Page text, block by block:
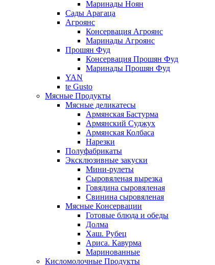
Маринады Ноян
Сады Арагаца
Агроянс
Консервация Агроянс
Маринады Агроянс
Прошян Фуд
Консервация Прошян Фуд
Маринады Прошян Фуд
YAN
te Gusto
Мясные Продукты
Мясные деликатесы
Армянская Бастурма
Армянский Суджух
Армянская Колбаса
Нарезки
Полуфабрикаты
Эксклюзивные закуски
Мини-рулеты
Сыровяленая вырезка
Говядина сыровяленая
Свинина сыровяленая
Мясные Консервации
Готовые блюда и обеды
Долма
Хаш. Рубец
Ариса. Кавурма
Маринованные
Кисломолочные Продукты